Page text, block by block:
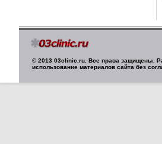
© 2013 03clinic.ru. Все права защищены.
использование материалов сайта без